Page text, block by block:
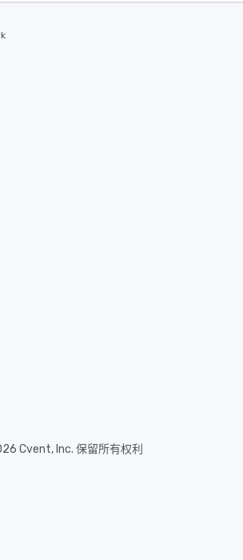
Cvent, Inc. 保留所有权利